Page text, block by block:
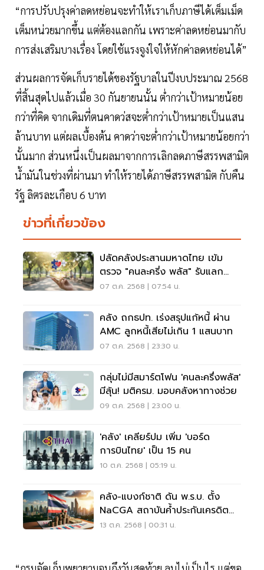
“การปรับปรุงค่าลดหย่อนจะทำให้เราเก็บภาษีได้เต็มเม็ด
เต็มหน่วยมากขึ้น แต่ต้องแลกกัน เพราะค่าลดหย่อนมากับ
การส่งเสริมบางเรื่อง โดยใช้แรงจูงใจให้หักค่าลดหย่อนได้”
ส่วนผลการจัดเก็บรายได้ของรัฐบาลในปีงบประมาณ 2568
ที่สิ้นสุดไปแล้วเมื่อ 30 กันยายนนั้น ต่ำกว่าเป้าหมายน้อย
กว่าที่คิด จากเดิมที่ตนคาดว่สจะต่ำกว่าเป้าหมายเป็นแสน
ล้านบาท แต่ผลเบื้องต้น คาดว่าจะต่ำกว่าเป้าหมายน้อยกว่า
นั้นมาก ส่วนหนึ่งเป็นผลมาจากการเลิกลดภาษีสรรพสามิต
น้ำมันในช่วงที่ผ่านมา ทำให้รายได้ภาษีสรรพสามิต กับคืน
รัฐ ลิตรละเกือบ 6 บาท
ข่าวที่เกี่ยวข้อง
ปลัดคลังประสานมหาดไทย เข้ม
ตรวจ "คนละครี่ง พลัส" รับแลก
เงินสด
07 ต.ค. 2568 | 07:54 น.
คลัง ถกธปท. เร่งสรุปแก้หนี้ ผ่าน
AMC ลูกหนี้เสียไม่เกิน 1 แสนบาท
07 ต.ค. 2568 | 23:30 น.
กลุ่มไม่มีสมาร์ตโฟน 'คนละครึ่งพลัส'
มีลุ้น! มติครม. มอบคลังหาทางช่วย
09 ต.ค. 2568 | 23:00 น.
'คลัง' เคลียร์ปม เพิ่ม 'บอร์ด
การบินไทย' เป็น 15 คน
10 ต.ค. 2568 | 05:19 น.
คลัง-แบงก์ชาติ ดัน พ.ร.บ. ตั้ง
NaCGA สถาบันค้ำประกันเครดิต
แห่งชาติ
13 ต.ค. 2568 | 00:31 น.